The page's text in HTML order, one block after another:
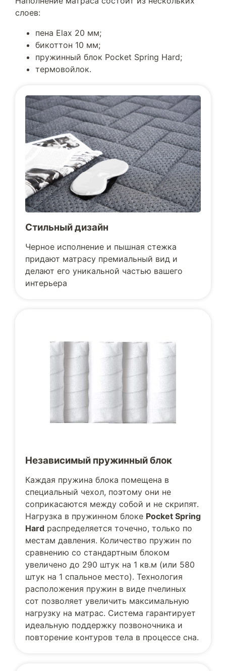
слоев:
пена Elax 20 мм;
бикоттон 10 мм;
пружинный блок Pocket Spring Hard;
термовойлок.
Стильный дизайн
Черное исполнение и пышная стежка
придают матрасу премиальный вид и
делают его уникальной частью вашего
интерьера
Независимый пружинный блок
Каждая пружина блока помещена в
специальный чехол, поэтому они не
соприкасаются между собой и не скрипят.
Нагрузка в пружинном блоке Pocket Spring
Hard распределяется точечно, только по
местам давления. Количество пружин по
сравнению со стандартным блоком
увеличено до 290 штук на 1 кв.м (или 580
штук на 1 спальное место). Технология
расположения пружин в виде пчелиных
сот позволяет увеличить максимальную
нагрузку на матрас. Система гарантирует
идеальную поддержку позвоночника и
повторение контуров тела в процессе сна.